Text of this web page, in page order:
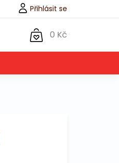
Přihlásit se
0 Kč